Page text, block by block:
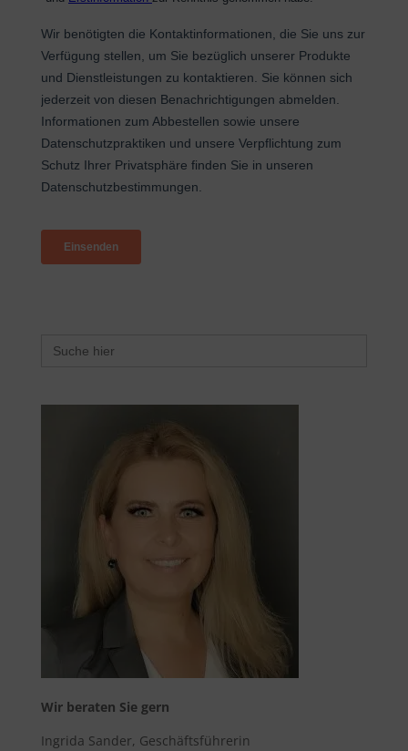
for:
Wir beraten Sie gern
Ingrida Sander, Geschäftsführerin